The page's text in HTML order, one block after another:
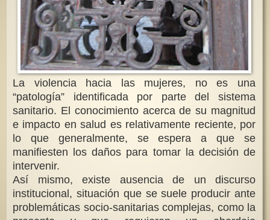
La violencia hacia las mujeres, no es una
“patología” identificada por parte del sistema
sanitario. El conocimiento acerca de su magnitud
e impacto en salud es relativamente reciente, por
lo que generalmente, se espera a que se
manifiesten los daños para tomar la decisión de
intervenir.
Así mismo, existe ausencia de un discurso
institucional, situación que se suele producir ante
problemáticas socio-sanitarias complejas, como la